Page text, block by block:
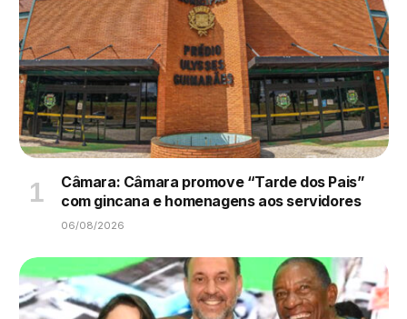
Câmara: Câmara promove “Tarde dos Pais”
com gincana e homenagens aos servidores
06/08/2026